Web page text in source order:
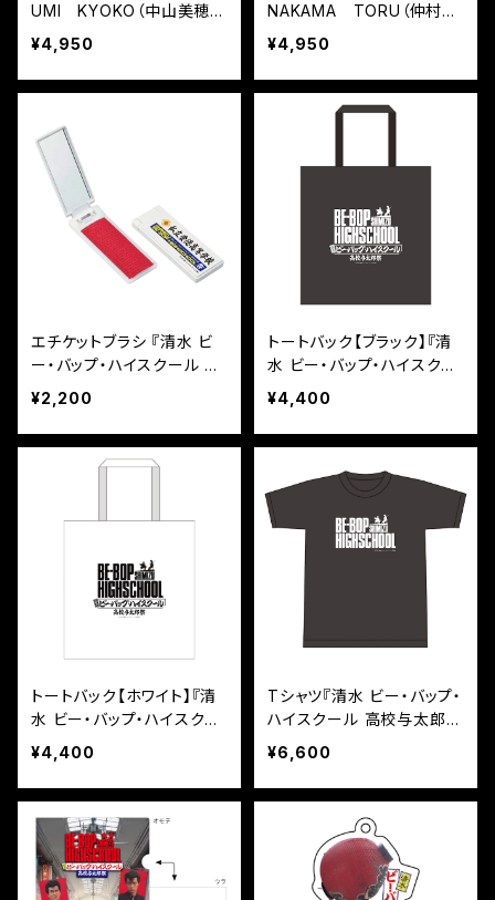
UMI KYOKO（中山美穂）
『清水 ビー・バップ・ハイス
クール 高校与太郎祭』
¥4,950
NAKAMA TORU（仲村ト
オル）『清水 ビー・バップ・ハ
イスクール 高校与太郎祭』
¥4,950
エチケットブラシ 『清水 ビ
ー・バップ・ハイスクール 高
校与太郎祭』
¥2,200
トートバック【ブラック】『清
水 ビー・バップ・ハイスクー
ル 高校与太郎祭』
¥4,400
トートバック【ホワイト】『清
水 ビー・バップ・ハイスクー
ル 高校与太郎祭』
¥4,400
Tシャツ『清水 ビー・バップ・
ハイスクール 高校与太郎
祭』
¥6,600